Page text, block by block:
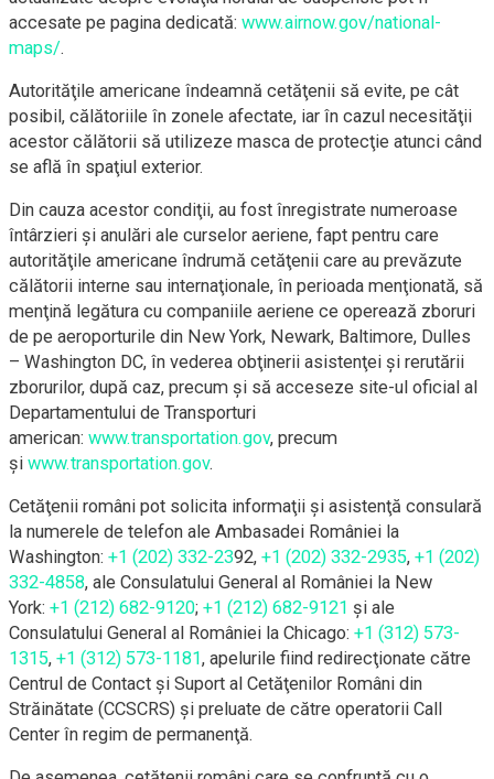
accesate pe pagina dedicată: www.airnow.gov/national-
maps/.
Autorităţile americane îndeamnă cetăţenii să evite, pe cât
posibil, călătoriile în zonele afectate, iar în cazul necesităţii
acestor călătorii să utilizeze masca de protecţie atunci când
se află în spaţiul exterior.
Din cauza acestor condiţii, au fost înregistrate numeroase
întârzieri şi anulări ale curselor aeriene, fapt pentru care
autorităţile americane îndrumă cetăţenii care au prevăzute
călătorii interne sau internaţionale, în perioada menţionată, să
menţină legătura cu companiile aeriene ce operează zboruri
de pe aeroporturile din New York, Newark, Baltimore, Dulles
– Washington DC, în vederea obţinerii asistenţei şi rerutării
zborurilor, după caz, precum şi să acceseze site-ul oficial al
Departamentului de Transporturi
american: www.transportation.gov, precum
şi www.transportation.gov.
Cetăţenii români pot solicita informaţii şi asistenţă consulară
la numerele de telefon ale Ambasadei României la
Washington: +1 (202) 332-2392, +1 (202) 332-2935, +1 (202)
332-4858, ale Consulatului General al României la New
York: +1 (212) 682-9120; +1 (212) 682-9121 şi ale
Consulatului General al României la Chicago: +1 (312) 573-
1315, +1 (312) 573-1181, apelurile fiind redirecţionate către
Centrul de Contact şi Suport al Cetăţenilor Români din
Străinătate (CCSCRS) şi preluate de către operatorii Call
Center în regim de permanenţă.